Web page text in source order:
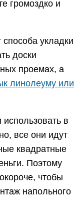
громоздко и
способа укладки
доски
проемах, а
линолеуму или
в
все они идут
квадратные
Поэтому
чтобы
напольного